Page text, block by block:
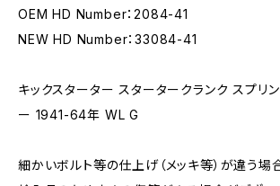
OEM HD Number：2084-41
NEW HD Number：33084-41
キックスターター スタータークランク スプリ
ー 1941-64年 WL G
細かいボルト等の仕上げ（メッキ等）が違う場